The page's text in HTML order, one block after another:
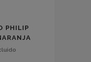
PHILIP